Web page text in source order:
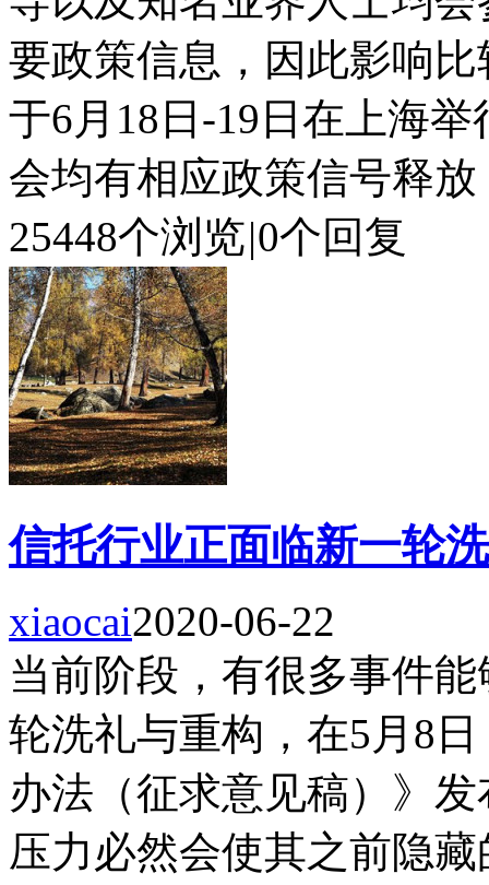
要政策信息，因此影响
于6月18日-19日在上海
会均有相应政策信号释放
25448个浏览|0个回复
信托行业正面临新一轮
xiaocai2020-06-22
当前阶段，有很多事件
轮洗礼与重构，在5月8
办法（征求意见稿）》
压力必然会使其之前隐